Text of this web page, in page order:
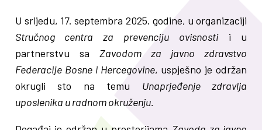
U srijedu, 17. septembra 2025. godine, u organizaciji
Stručnog centra za prevenciju ovisnostii u
partnerstvu sa Zavodom za javno zdravstvo
Federacije Bosne i Hercegovine, uspješno je održan
okrugli sto na temu Unaprjeđenje zdravlja
uposlenika u radnom okruženju.